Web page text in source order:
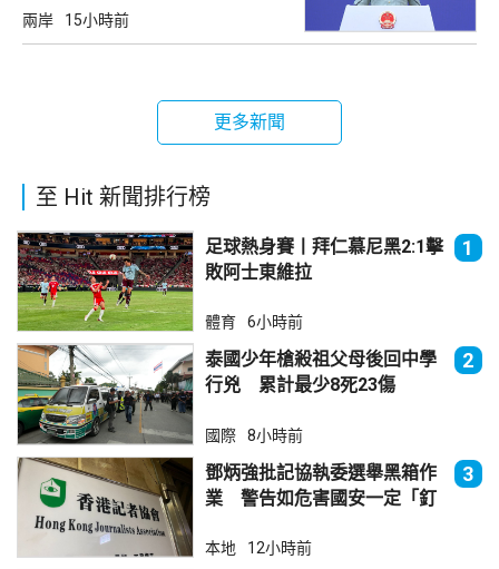
兩岸 15小時前
更多新聞
至 Hit 新聞排行榜
足球熱身賽丨拜仁慕尼黑2:1擊
敗阿士東維拉
1
體育 6小時前
泰國少年槍殺祖父母後回中學
行兇 累計最少8死23傷
2
國際 8小時前
鄧炳強批記協執委選舉黑箱作
業 警告如危害國安一定「釘
3
本地 12小時前